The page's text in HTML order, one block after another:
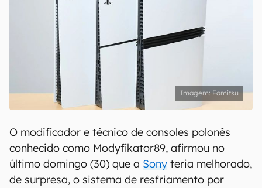
Famitsu
O modificador e técnico de consoles polonês
conhecido como Modyfikator89, afirmou no
último domingo (30) que a Sony teria melhorado,
de surpresa, o sistema de resfriamento por